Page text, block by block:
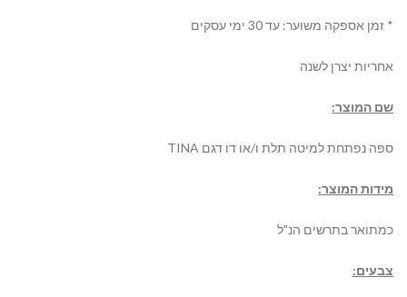
* זמן אספקה משוער: עד 30 ימי עסקים
אחריות יצרן לשנה
שם המוצר:
ספה נפתחת למיטה תלת ו/או דו דגם TINA
מידות המוצר:
כמתואר בתרשים הנ"ל
צבעים: